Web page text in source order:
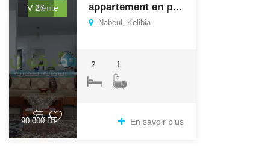
Vente
V 27
90 000 DT
appartement en pleine centre ville
Nabeul, Kelibia
2 1
En savoir plus